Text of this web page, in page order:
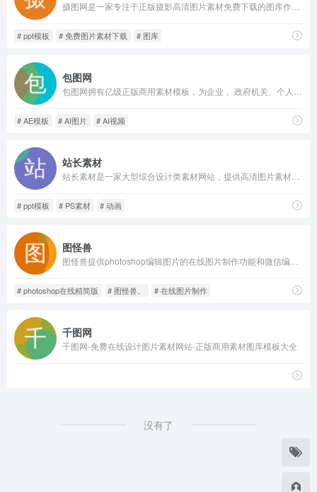
# ppt模板 # 免费图片素材下载 # 图库
包图网
# AE模板 # AI图片 # AI视频
站长素材
# ppt模板 # PS素材 # 动画
图怪兽
# photoshop在线精简版 # 图怪兽。 # 在线图片制作
千图网
千图网-免费在线设计图片素材网站-正版商用素材图库模板大全
没有了